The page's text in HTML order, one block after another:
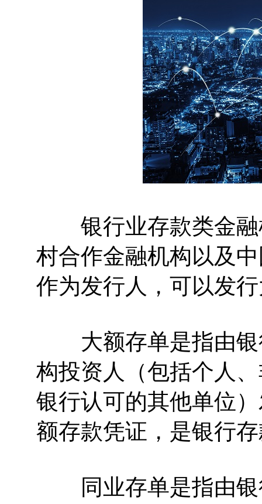
银行业存款类金融
村合作金融机构以及
作为发行人，可以发
大额存单是指由银
构投资人（包括个人
银行认可的其他单位
额存款凭证，是银行
同业存单是指由银